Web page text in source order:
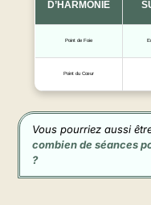
D’HARMONIE
Point de Foie
Point du Cœur
Vous pourriez aussi
combien de séances
?